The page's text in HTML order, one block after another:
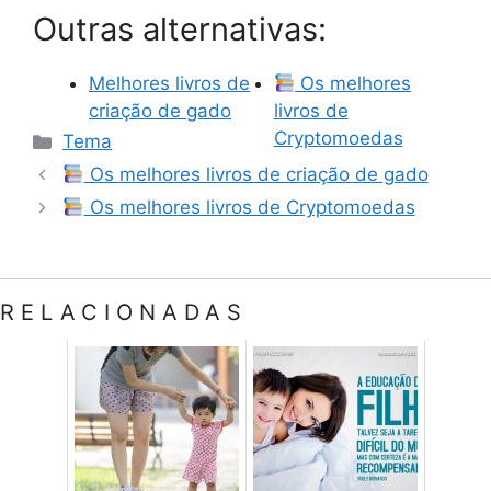
Outras alternativas:
Melhores livros de
criação de gado
Os melhores
livros de
Cryptomoedas
Categorias
Tema
Os melhores livros de criação de gado
Os melhores livros de Cryptomoedas
RELACIONADAS